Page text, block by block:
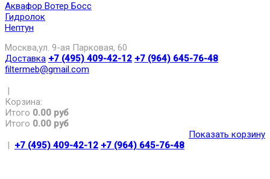
Аквафор Вотер Босс
Гидролок
Нептун
Москва,ул. 9-ая Парковая, 60
Доставка +7 (495) 409-42-12 +7 (964) 645-76-48
filtermeb@gmail.com
|
Корзина:
Итого 0.00 руб
Итого 0.00 руб
Показать корзину
| +7 (495) 409-42-12 +7 (964) 645-76-48